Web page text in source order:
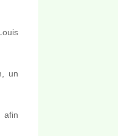
un
afin